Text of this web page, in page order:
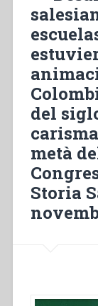
del
metà
Storia